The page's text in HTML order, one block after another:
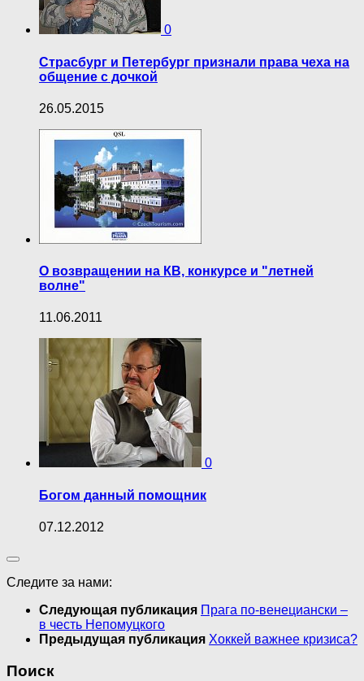
0
Страсбург и Петербург признали права чеха на
общение с дочкой
26.05.2015
О возвращении на КВ, конкурсе и "летней
волне"
11.06.2011
0
Богом данный помощник
07.12.2012
Следите за нами:
Следующая публикация Прага по-венециански –
в честь Непомуцкого
Предыдущая публикация Хоккей важнее кризиса?
Поиск